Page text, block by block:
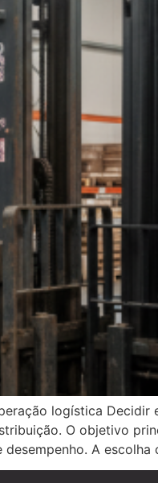
logística Decidir
O objetivo
desempenho. A